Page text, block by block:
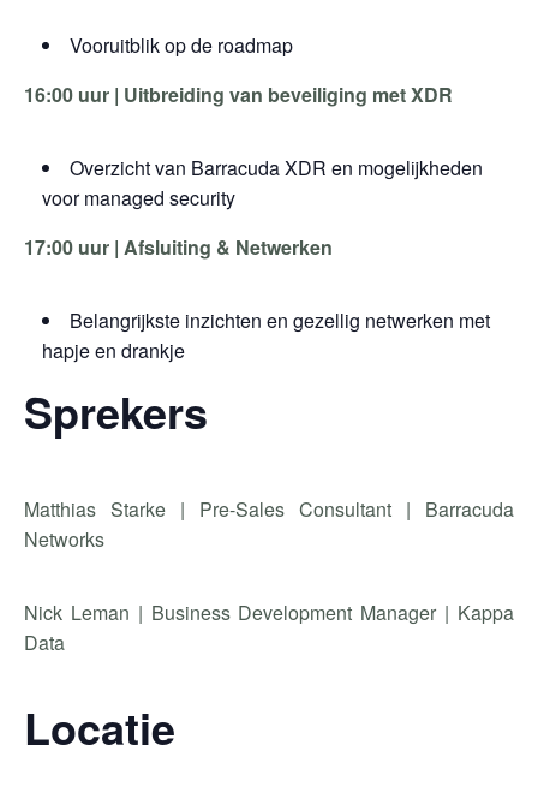
Vooruitblik op de roadmap
16:00 uur | Uitbreiding van beveiliging met XDR
Overzicht van Barracuda XDR en mogelijkheden
voor managed security
17:00 uur | Afsluiting & Netwerken
Belangrijkste inzichten en gezellig netwerken met
hapje en drankje
Sprekers
Matthias Starke | Pre-Sales Consultant | Barracuda
Networks
Nick Leman | Business Development Manager | Kappa
Data
Locatie